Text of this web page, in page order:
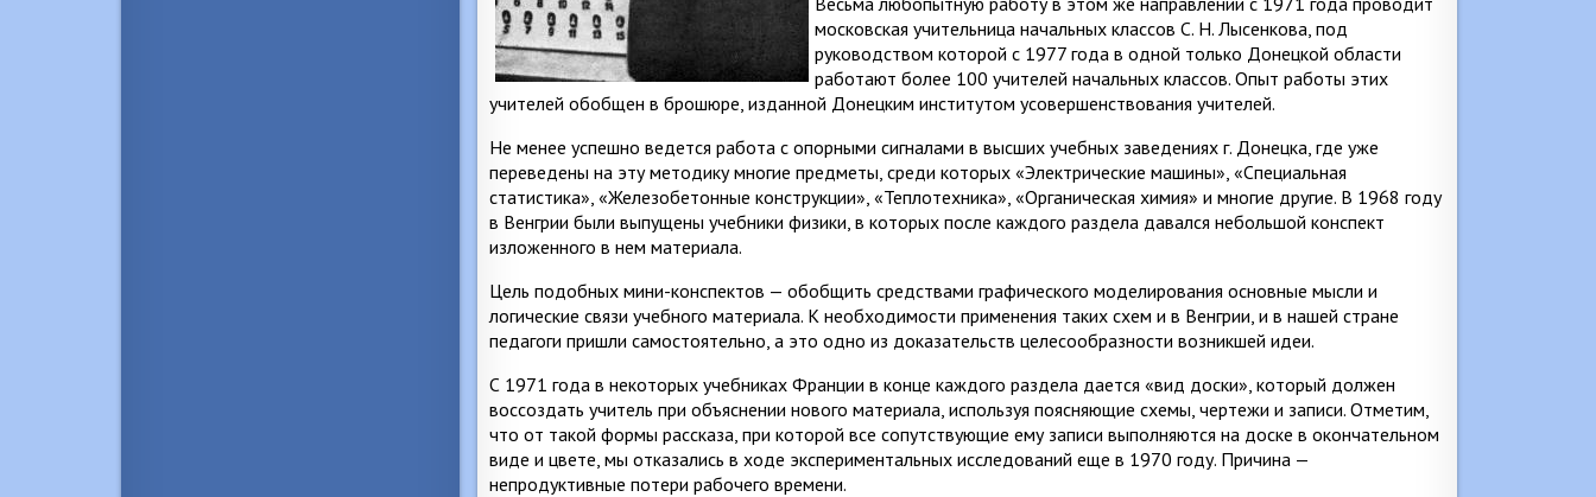
московская учительница начальных классов С. Н. Лысенкова, под
руководством которой с 1977 года в одной только Донецкой области
работают более 100 учителей начальных классов. Опыт работы этих
учителей обобщен в брошюре, изданной Донецким институтом усовершенствования учителей.
Не менее успешно ведется работа с опорными сигналами в высших учебных заведениях г. Донецка, где уже
переведены на эту методику многие предметы, среди которых «Электрические машины», «Специальная
статистика», «Железобетонные конструкции», «Теплотехника», «Органическая химия» и многие другие. В 1968 году
в Венгрии были выпущены учебники физики, в которых после каждого раздела давался небольшой конспект
изложенного в нем материала.
Цель подобных мини-конспектов — обобщить средствами графического моделирования основные мысли и
логические связи учебного материала. К необходимости применения таких схем и в Венгрии, и в нашей стране
педагоги пришли самостоятельно, а это одно из доказательств целесообразности возникшей идеи.
С 1971 года в некоторых учебниках Франции в конце каждого раздела дается «вид доски», который должен
воссоздать учитель при объяснении нового материала, используя поясняющие схемы, чертежи и записи. Отметим,
что от такой формы рассказа, при которой все сопутствующие ему записи выполняются на доске в окончательном
виде и цвете, мы отказались в ходе экспериментальных исследований еще в 1970 году. Причина —
непродуктивные потери рабочего времени.